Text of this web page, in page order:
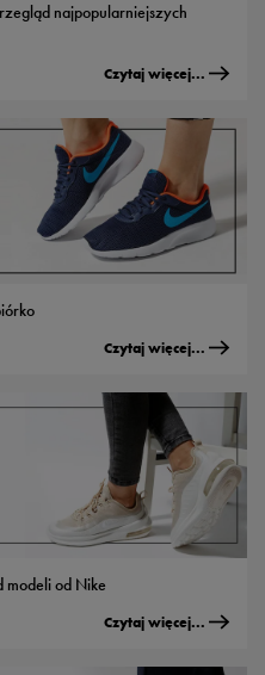
najpopularniejszych
Czytaj więcej...
Czytaj więcej...
modeli od Nike
Czytaj więcej...